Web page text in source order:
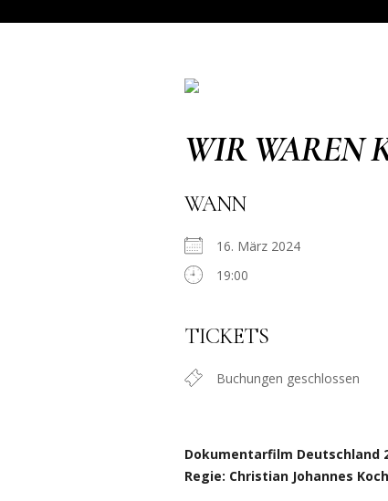
WIR WAREN
WANN
16. März 2024
19:00
TICKETS
Buchungen geschlossen
Dokumentarfilm Deutschland
Regie: Christian Johannes